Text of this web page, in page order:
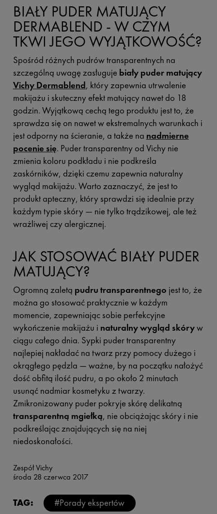
BIAŁY PUDER MATUJĄCY
DERMABLEND - W CZYM
TKWI JEGO WYJĄTKOWOŚĆ?
Spośród różnych pudrów transparentnych na
szczególną uwagę zasługuje biały puder matujący
Vichy Dermablend, który zapewnia utrwalenie
makijażu i skuteczny efekt matujący nawet do 18
godzin. Wyjątkową cechą tego produktu jest to, że
sprawdza się on nawet w ekstremalnych warunkach i
jest odporny na ścieranie, a także na nadmierne
pocenie się. Puder transparentny od Vichy nie
zmienia koloru podkładu i nie podkreśla
zaskórników, dzięki czemu zapewnia naturalny
wygląd makijażu. Warto zaznaczyć, że jest to
produkt apteczny, który sprawdzi się idealnie przy
każdym typie skóry — nie tylko trądzikowej, ale też
wrażliwej czy alergicznej.
JAK STOSOWAĆ BIAŁY PUDER
MATUJĄCY?
Ogromną zaletą pudru transparentnego jest to, że
można go stosować praktycznie w każdym
momencie, zapewniając sobie perfekcyjne
wykończenie makijażu i naturalny wygląd skóryw
ciągu całego dnia. Sypki puder transparentny
najlepiej nakładać na twarz przy pomocy dużego i
okrągłego pędzla — ważne, by na początku nałożyć
dość obfitą ilość pudru, a po około 2 minutach
usunąć nadmiar kosmetyku z twarzy.
Zmikronizowany puder pokryje skórę delikatną
transparentną mgiełką, nie obciążając skóry i nie
podkreślając znajdujących się na niej
niedoskonałości.
Zespół Vichy
środa 28 czerwca 2017
TAG: #Porady ekspertów